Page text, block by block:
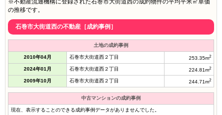
※不動産流通機構に登録された石巻市大街道西の成約物件の平均平米㎡単価
の推移です。
石巻市大街道西の不動産［成約事例］
土地の成約事例
2010年04月 石巻市大街道西２丁目 253.35m2
2024年01月 石巻市大街道西２丁目 224.81m2
2009年10月 石巻市大街道西２丁目 244.71m2
中古マンションの成約事例
現在、表示することのできる成約事例データがありませんでした。